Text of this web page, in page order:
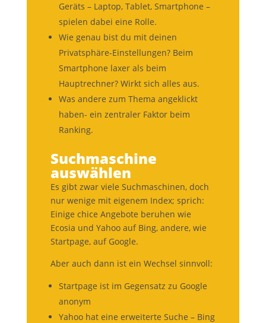
Geräts – Laptop, Tablet, Smartphone –
spielen dabei eine Rolle.
Wie genau bist du mit deinen
Privatsphäre-Einstellungen? Beim
Smartphone laxer als beim
Hauptrechner? Wirkt sich alles aus.
Was andere zum Thema angeklickt
haben- ein zentraler Faktor beim
Ranking.
Suchmaschine
auswählen
Es gibt zwar viele Suchmaschinen, doch
nur wenige mit eigenem Index; sprich:
Einige chice Angebote beruhen wie
Ecosia und Yahoo auf Bing, andere, wie
Startpage, auf Google.
Aber auch dann ist ein Wechsel sinnvoll:
Startpage ist im Gegensatz zu Google
anonym
Yahoo hat eine erweiterte Suche – Bing